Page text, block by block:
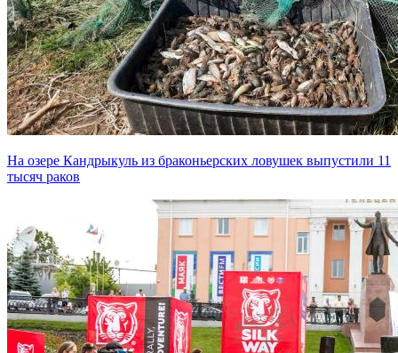
На озере Кандрыкуль из браконьерских ловушек выпустили 11
тысяч раков